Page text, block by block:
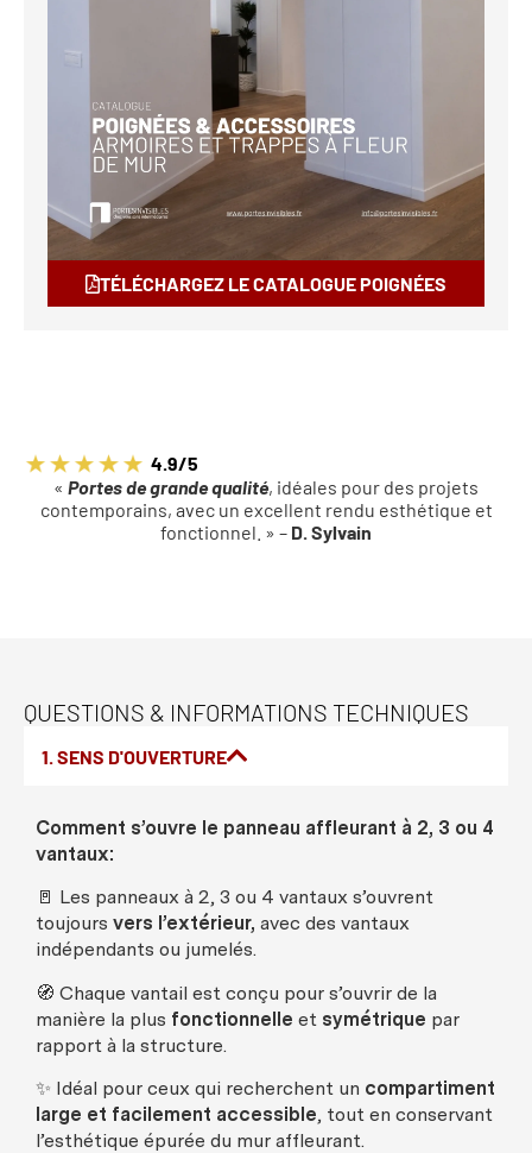
TÉLÉCHARGEZ LE CATALOGUE POIGNÉES
4.9/5
« Portes de grande qualité, idéales pour des projets
contemporains, avec un excellent rendu esthétique et
fonctionnel. » – D. Sylvain
QUESTIONS & INFORMATIONS TECHNIQUES
1. SENS D'OUVERTURE
Comment s’ouvre le panneau affleurant à 2, 3 ou 4
vantaux:
🚪 Les panneaux à 2, 3 ou 4 vantaux s’ouvrent
toujours vers l’extérieur, avec des vantaux
indépendants ou jumelés.
🧭 Chaque vantail est conçu pour s’ouvrir de la
manière la plus fonctionnelle et symétrique par
rapport à la structure.
✨ Idéal pour ceux qui recherchent un compartiment
large et facilement accessible, tout en conservant
l’esthétique épurée du mur affleurant.